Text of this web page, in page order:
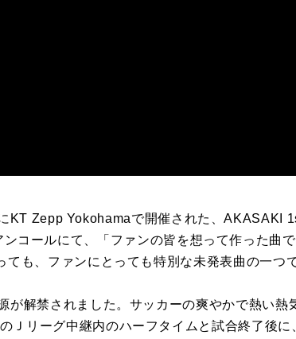
KT Zepp Yokohamaで開催された、AKASAKI
コールにて、「ファンの皆を想って作った曲
も、ファンにとっても特別な未発表曲の一つで
が解禁されました。サッカーの爽やかで熱い熱
Ｊリーグ中継内のハーフタイムと試合終了後に